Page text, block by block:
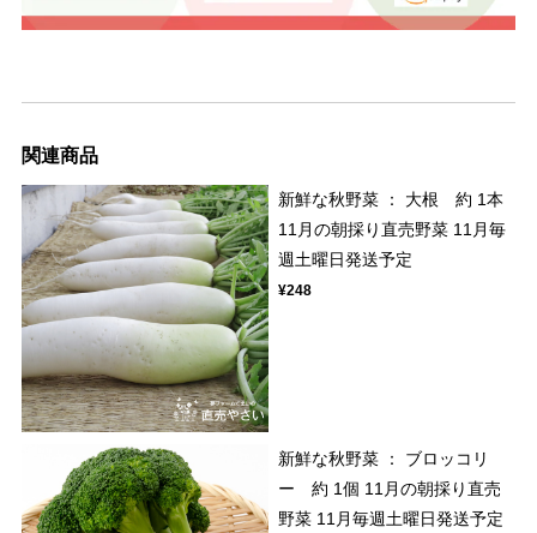
関連商品
新鮮な秋野菜 ： 大根 約 1本
11月の朝採り直売野菜 11月毎
週土曜日発送予定
¥248
新鮮な秋野菜 ： ブロッコリ
ー 約 1個 11月の朝採り直売
野菜 11月毎週土曜日発送予定